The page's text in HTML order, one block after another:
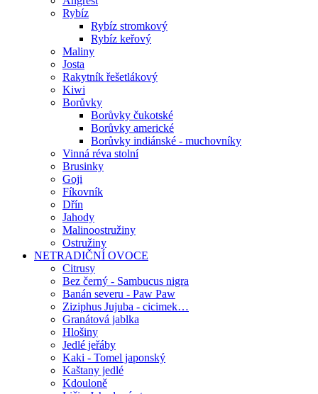
Rybíz
Rybíz stromkový
Rybíz keřový
Maliny
Josta
Rakytník řešetlákový
Kiwi
Borůvky
Borůvky čukotské
Borůvky americké
Borůvky indiánské - muchovníky
Vinná réva stolní
Brusinky
Goji
Fíkovník
Dřín
Jahody
Malinoostružiny
Ostružiny
NETRADIČNÍ OVOCE
Citrusy
Bez černý - Sambucus nigra
Banán severu - Paw Paw
Ziziphus Jujuba - cicimek…
Granátová jablka
Hlošiny
Jedlé jeřáby
Kaki - Tomel japonský
Kaštany jedlé
Kdouloně